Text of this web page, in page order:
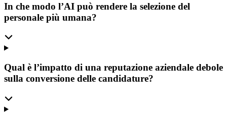
In che modo l’AI può rendere la selezione del
personale più umana?
Qual è l’impatto di una reputazione aziendale debole
sulla conversione delle candidature?